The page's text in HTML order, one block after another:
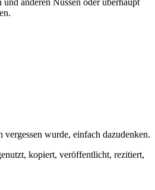
vergessen wurde, einfach dazudenken.
kopiert, veröffentlicht, rezitiert,